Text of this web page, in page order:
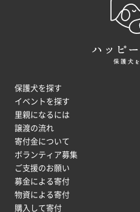
保護犬を探す
イベントを探す
里親になるには
譲渡の流れ
寄付金について
ボランティア募集
ご支援のお願い
募金による寄付
物資による寄付
購入して寄付